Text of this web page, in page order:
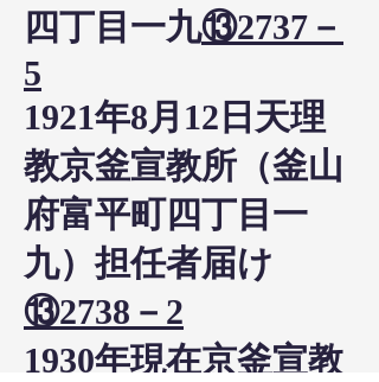
四丁目一九⑬2737－
5
1921年8月12日天理
教京釜宣教所（釜山
府富平町四丁目一
九）担任者届け
⑬2738－2
1930年現在京釜宣教